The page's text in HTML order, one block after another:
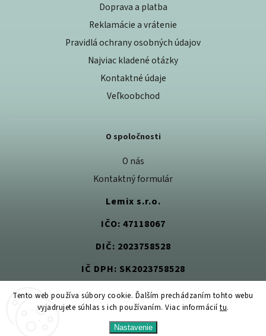
Tento web používa súbory cookie. Ďalším prechádzaním tohto webu
vyjadrujete súhlas s ich používaním. Viac informáciítu.
Nastavenie
Doprava a platba
Reklamácie a vrátenie
Pravidlá ochrany osobných údajov
Najviac kladené otázky
Kontaktné údaje
Veľkoobchod
O spoločnosti
O nás
Kontaktný formulár
Lemix s.r.o.
IČO: 47118067
DIČ: 2023758528
IČ DPH: SK2023758528
Jedlom k zdraviu. Všetky práva vyhradené.